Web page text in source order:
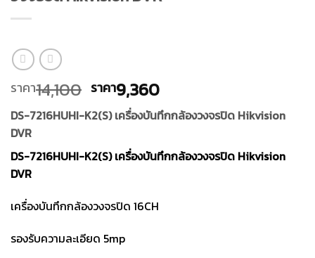
ราคา14,100 Original
price
was:
14,100.
ราคา9,360Current
price
is:
9,360.
DS-7216HUHI-K2(S) เครื่องบันทึกกล้องวงจรปิด Hikvision
DVR
DS-7216HUHI-K2(S) เครื่องบันทึกกล้องวงจรปิด Hikvision
DVR
เครื่องบันทึกกล้องวงจรปิด 16CH
รองรับความละเอียด 5mp